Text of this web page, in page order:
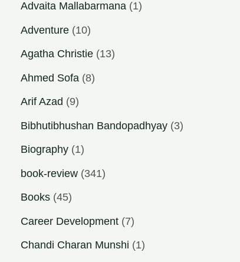
Advaita Mallabarmana (1)
Adventure (10)
Agatha Christie (13)
Ahmed Sofa (8)
Arif Azad (9)
Bibhutibhushan Bandopadhyay (3)
Biography (1)
book-review (341)
Books (45)
Career Development (7)
Chandi Charan Munshi (1)